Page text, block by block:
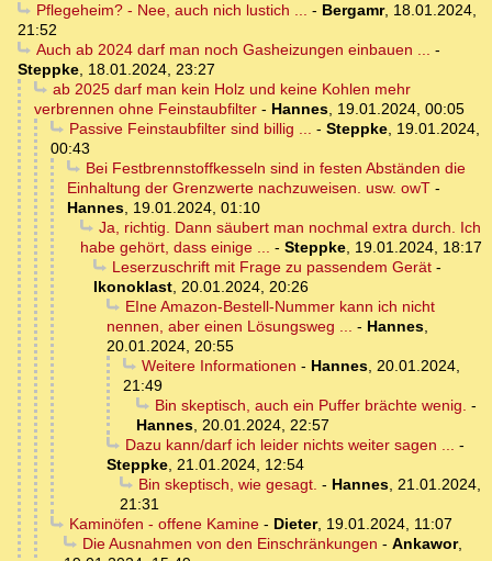
Pflegeheim? - Nee, auch nich lustich ... - Bergamr, 18.01.2024,
21:52
Auch ab 2024 darf man noch Gasheizungen einbauen ... -
Steppke, 18.01.2024, 23:27
ab 2025 darf man kein Holz und keine Kohlen mehr
verbrennen ohne Feinstaubfilter - Hannes, 19.01.2024, 00:05
Passive Feinstaubfilter sind billig ... - Steppke, 19.01.2024,
00:43
Bei Festbrennstoffkesseln sind in festen Abständen die
Einhaltung der Grenzwerte nachzuweisen. usw. owT -
Hannes, 19.01.2024, 01:10
Ja, richtig. Dann säubert man nochmal extra durch. Ich
habe gehört, dass einige ... - Steppke, 19.01.2024, 18:17
Leserzuschrift mit Frage zu passendem Gerät-
Ikonoklast, 20.01.2024, 20:26
EIne Amazon-Bestell-Nummer kann ich nicht
nennen, aber einen Lösungsweg ... - Hannes,
20.01.2024, 20:55
Weitere Informationen - Hannes, 20.01.2024,
21:49
Bin skeptisch, auch ein Puffer brächte wenig. -
Hannes, 20.01.2024, 22:57
Dazu kann/darf ich leider nichts weiter sagen ... -
Steppke, 21.01.2024, 12:54
Bin skeptisch, wie gesagt. - Hannes, 21.01.2024,
21:31
Kaminöfen - offene Kamine- Dieter, 19.01.2024, 11:07
Die Ausnahmen von den Einschränkungen - Ankawor,